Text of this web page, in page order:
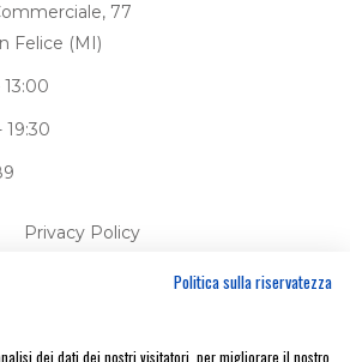
77
Felice (MI)
19:30
Privacy Policy
Ci trovi anche su
Politica sulla riservatezza
dei dati dei nostri visitatori, per migliorare il nostro